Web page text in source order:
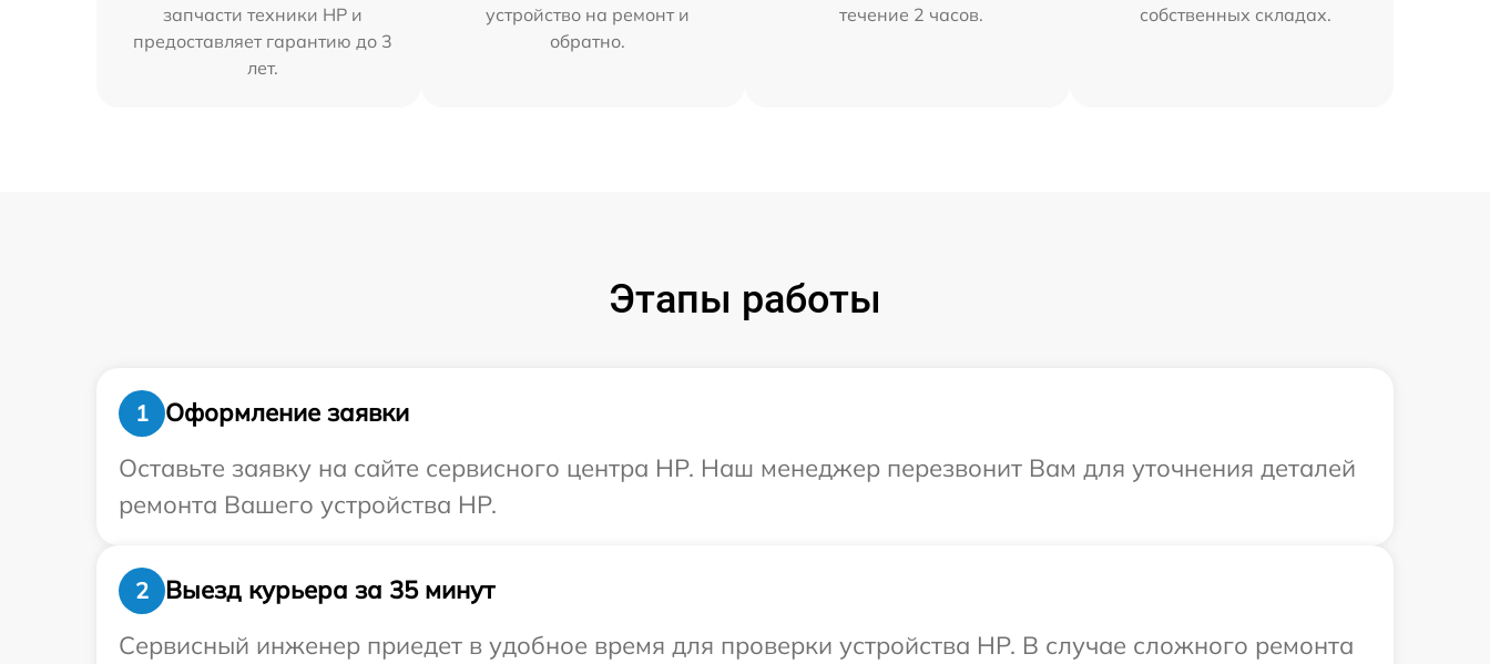
запчасти техники HP и
предоставляет гарантию до 3
лет.
устройство на ремонт и
обратно.
течение 2 часов.
собственных складах.
Этапы работы
1
Оформление заявки
Оставьте заявку на сайте сервисного центра HP. Наш менеджер перезвонит Вам для уточнения деталей
ремонта Вашего устройства HP.
2
Выезд курьера за 35 минут
Сервисный инженер приедет в удобное время для проверки устройства HP. В случае сложного ремонта